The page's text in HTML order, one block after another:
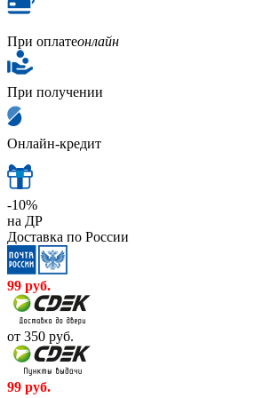
При оплатеонлайн
При получении
Онлайн-кредит
-10%
на ДР
Доставка по России
99 руб.
от 350 руб.
99 руб.